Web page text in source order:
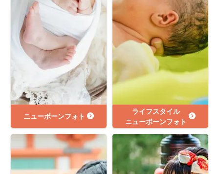
ニューボーンフォト
ライフスタイル
ニューボーンフォト